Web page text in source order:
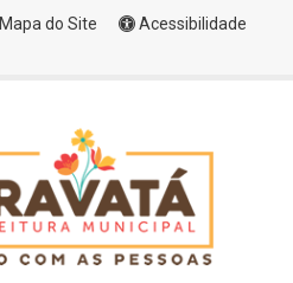
Mapa do Site
Acessibilidade